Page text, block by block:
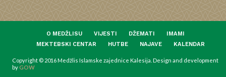
O MEDŽLISU VIJESTI DŽEMATI
IMAMI
MEKTEBSKI CENTAR
HUTBE NAJAVE KALENDAR
Copyright © 2016 Medžlis Islamske zajednice Kalesija. Design and development
byGOW